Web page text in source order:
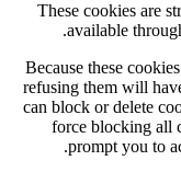
These cookies
available
Because these
refusing them
can block or
force
prompt